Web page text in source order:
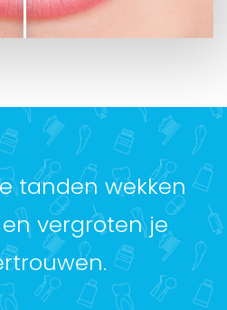
tanden wekken
vergroten je